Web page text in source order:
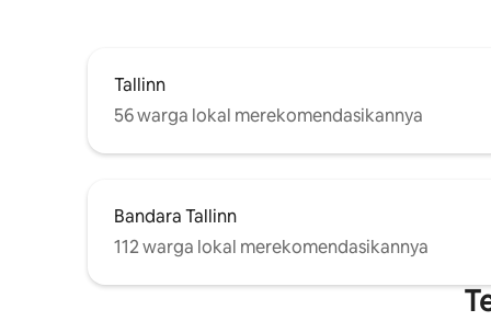
Tallinn
56 warga lokal merekomendasikannya
Bandara Tallinn
112 warga lokal merekomendasikannya